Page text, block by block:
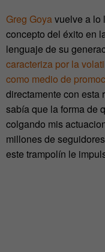
Greg Goyavuelve a lo
concepto del éxito en
lenguaje de su
caracteriza por la
como medio de
directamente con esta
sabía que la forma de
colgando mis
millones de
este trampolín le